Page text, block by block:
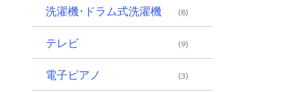
洗濯機･ドラム式洗濯機 (8)
テレビ (9)
電子ピアノ (3)